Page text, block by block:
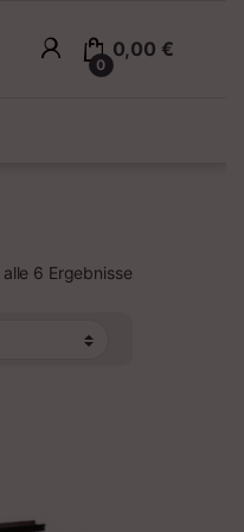
0
0,00 €
6 Ergebnisse